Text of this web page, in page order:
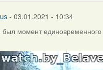
- 03.01.2021 - 10:34
был момент